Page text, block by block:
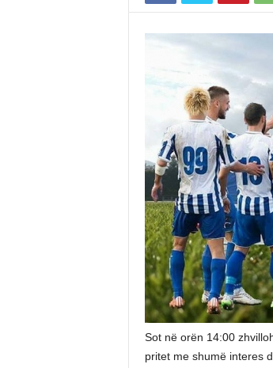
Sot në orën 14:00
pritet me shumë interes